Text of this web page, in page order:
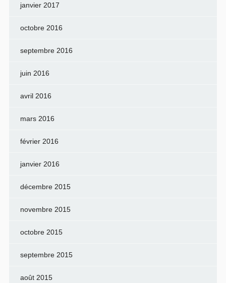
janvier 2017
octobre 2016
septembre 2016
juin 2016
avril 2016
mars 2016
février 2016
janvier 2016
décembre 2015
novembre 2015
octobre 2015
septembre 2015
août 2015